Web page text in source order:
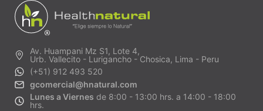
Av. Huampani Mz S1, Lote 4,
Urb. Vallecito - Lurigancho - Chosica, Lima - Peru
(+51) 912 493 520
gcomercial@hnatural.com
Lunes a Viernes de 8:00 - 13:00 hrs. a 14:00 - 18:00
hrs.